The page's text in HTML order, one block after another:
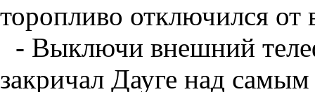
торопливо отключился
- Выключи внешний
закричал Дауге над